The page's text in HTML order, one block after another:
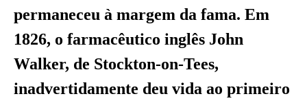
permaneceu à margem da fama. Em
1826, o farmacêutico inglês John
Walker, de Stockton-on-Tees,
inadvertidamente deu vida ao primeiro